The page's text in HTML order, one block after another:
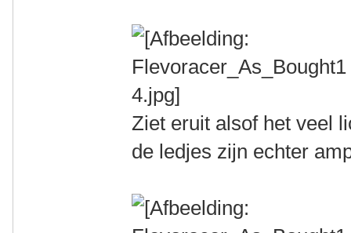
Ziet eruit alsof het veel
de ledjes zijn echter